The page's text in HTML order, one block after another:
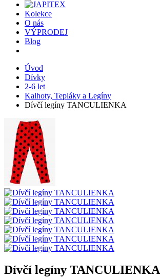
Kolekce
O nás
VÝPRODEJ
Blog
Úvod
Dívky
2-6 let
Kalhoty, Tepláky a Legíny
Dívčí legíny TANCULIENKA
Dívčí legíny TANCULIENKA